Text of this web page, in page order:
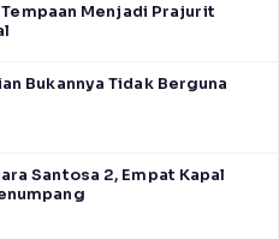
Menjadi Prajurit
Bukannya Tidak Berguna
Santosa 2, Empat Kapal